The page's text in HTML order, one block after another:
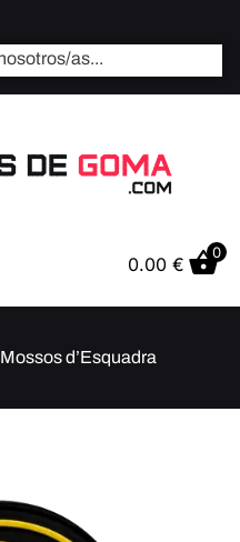
0.00 €
0
d’Esquadra